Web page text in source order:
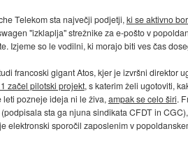
Telekom sta največji podjetji, ki se aktivno
"izklaplja" strežnike za e-pošto v
Izjeme so le vodilni, ki morajo biti ves čas
francoski gigant Atos, kjer je izvršni direktor
začel pilotski projekt, s katerim želi ugotoviti,
leti pozneje ideja ni le živa, ampak se celo širi.
sta ga njuna sindikata CFDT in
elektronski sporočil zaposlenim v